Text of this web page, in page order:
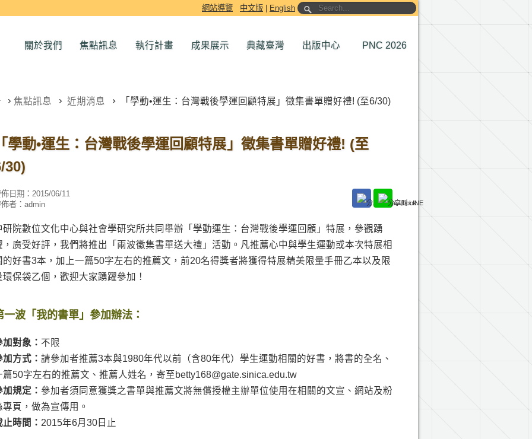
網站導覽 中文版 English
關於我們 焦點訊息 執行計畫 成果展示 典藏臺灣 出版中心 PNC 2026
焦點訊息 近期消息 「學動•運生：台灣戰後學運回顧特展」徵集書單贈好禮! (至6/30)
學動•運生：台灣戰後學運回顧特展」徵集書單贈好禮! (至
30)
日期：2015/06/11
者：admin
研院數位文化中心與社會學研究所共同舉辦「學動運生：台灣戰後學運回顧」特展，參觀踴
，廣受好評，我們將推出「兩波徵集書單送大禮」活動。凡推薦心中與學生運動或本次特展相
的好書3本，加上一篇50字左右的推薦文，前20名得獎者將獲得特展精美限量手冊乙本以及限
環保袋乙個，歡迎大家踴躍參加！
一波「我的書單」參加辦法：
加對象： 不限
加方式：請參加者推薦3本與1980年代以前（含80年代）學生運動相關的好書，將書的全名、
篇50字左右的推薦文、推薦人姓名，寄至betty168@gate.sinica.edu.tw
加規定：參加者須同意獲獎之書單與推薦文將無償授權主辦單位使用在相關的文宣、網站及粉
專頁，做為宣傳用。
止時間： 2015年6月30日止